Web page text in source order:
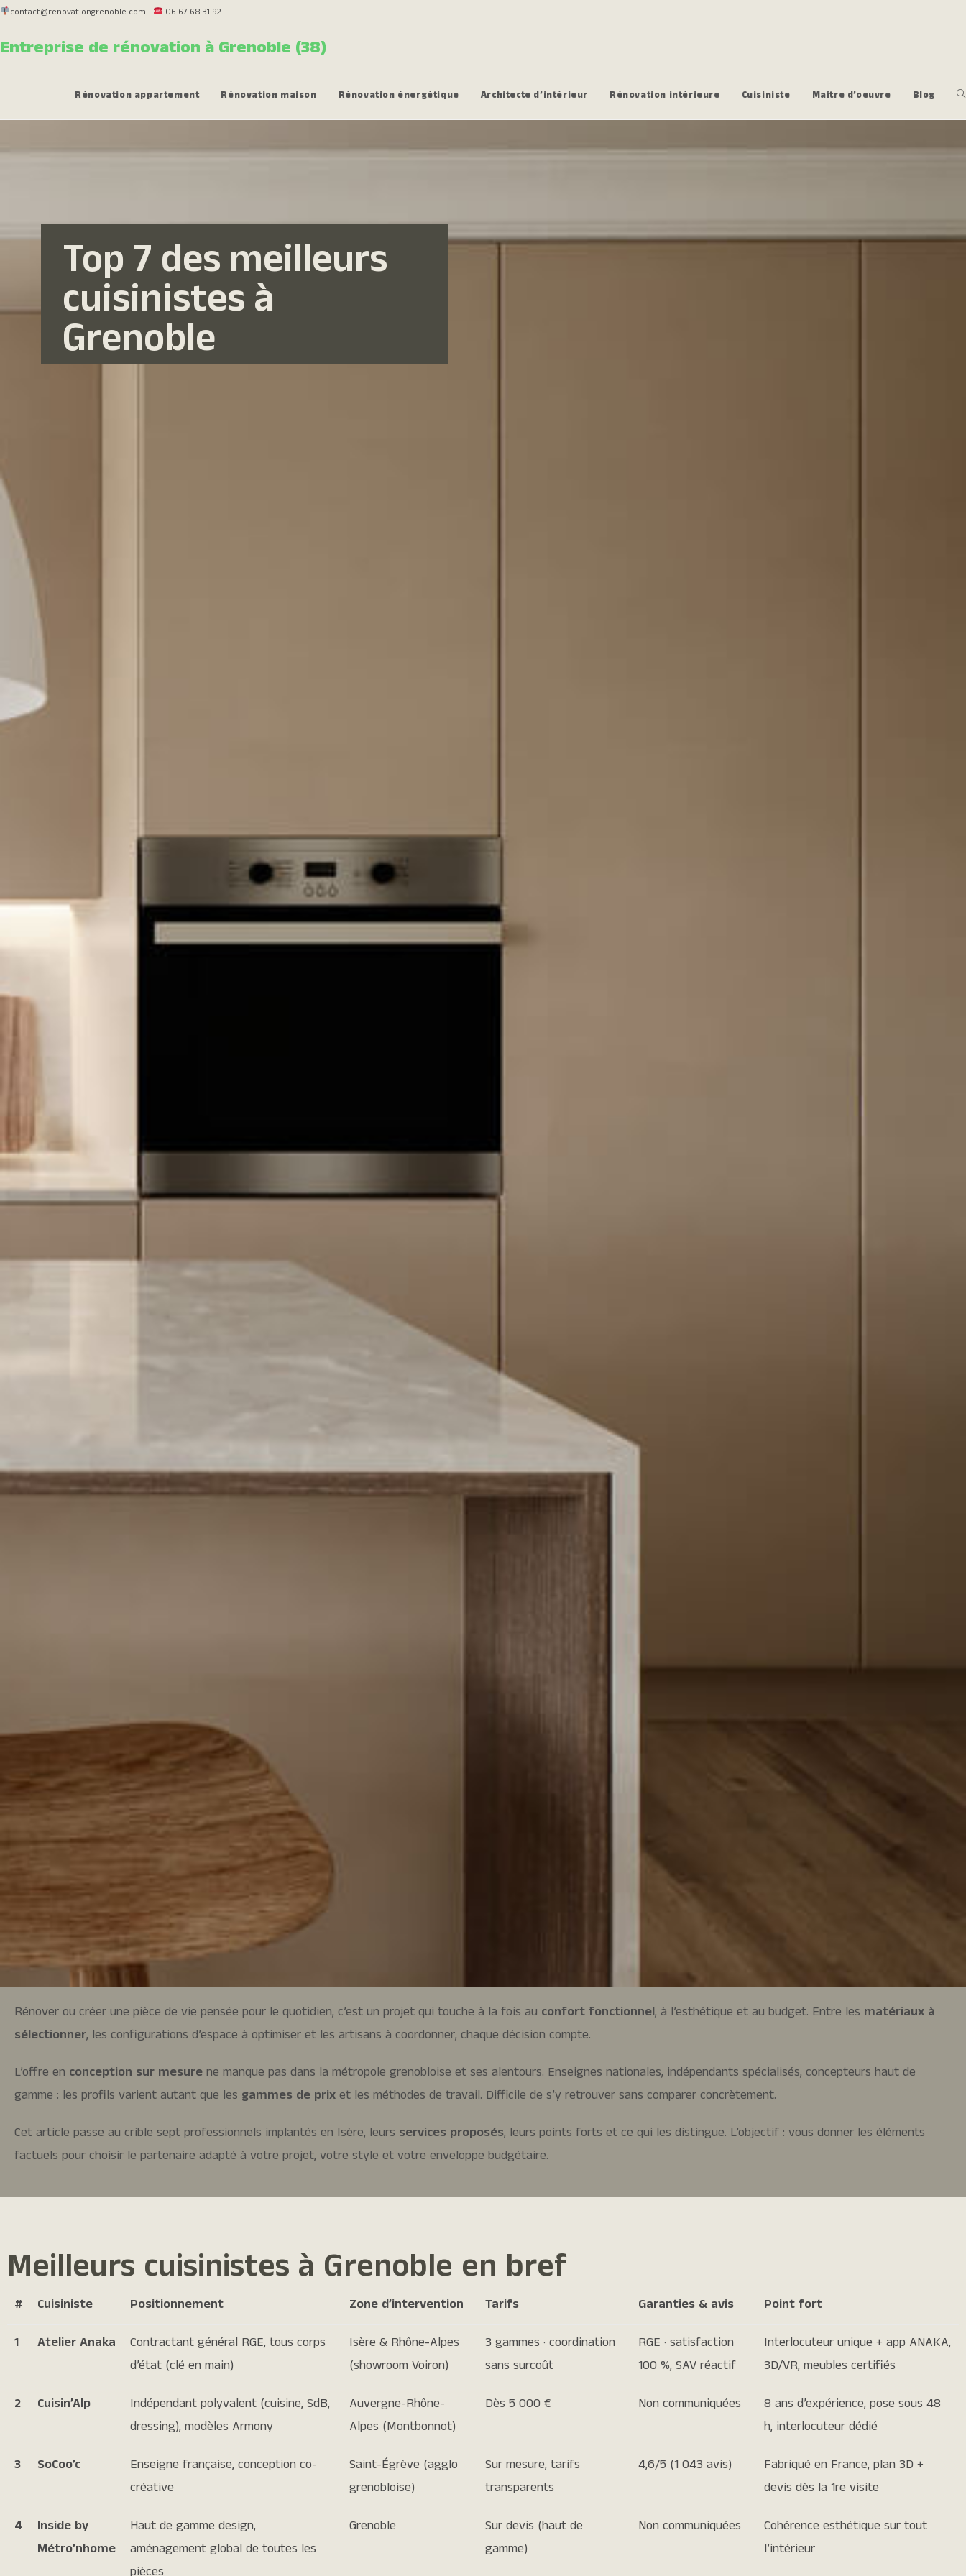
contact@renovationgrenoble.com - 06 67 68 31 92
Entreprise de rénovation à Grenoble (38)
Rénovation appartement Rénovation maison Rénovation énergétique Architecte d’intérieur Rénovation intérieure Cuisiniste Maître d’oeuvre Blog
Top 7 des meilleurs
cuisinistes à
Grenoble
Rénover ou créer une pièce de vie pensée pour le quotidien, c’est un projet qui touche à la fois au confort fonctionnel, à l’esthétique et au budget. Entre les matériaux à
sélectionner, les configurations d’espace à optimiser et les artisans à coordonner, chaque décision compte.
L’offre en conception sur mesure ne manque pas dans la métropole grenobloise et ses alentours. Enseignes nationales, indépendants spécialisés, concepteurs haut de
gamme : les profils varient autant que les gammes de prix et les méthodes de travail. Difficile de s’y retrouver sans comparer concrètement.
Cet article passe au crible sept professionnels implantés en Isère, leurs services proposés, leurs points forts et ce qui les distingue. L’objectif : vous donner les éléments
factuels pour choisir le partenaire adapté à votre projet, votre style et votre enveloppe budgétaire.
Meilleurs cuisinistes à Grenoble en bref
# Cuisiniste Positionnement Zone d’intervention Tarifs Garanties & avis Point fort
1 Atelier Anaka
Contractant général RGE, tous corps
d’état (clé en main)
Isère & Rhône-Alpes
(showroom Voiron)
3 gammes · coordination
sans surcoût
RGE · satisfaction
100 %, SAV réactif
Interlocuteur unique + app ANAKA,
3D/VR, meubles certifiés
2 Cuisin’Alp
Indépendant polyvalent (cuisine, SdB,
dressing), modèles Armony
Auvergne-Rhône-
Alpes (Montbonnot)
Dès 5 000 € Non communiquées
8 ans d’expérience, pose sous 48
h, interlocuteur dédié
3 SoCoo’c
Enseigne française, conception co-
créative
Saint-Égrève (agglo
grenobloise)
Sur mesure, tarifs
transparents
4,6/5 (1 043 avis)
Fabriqué en France, plan 3D +
devis dès la 1re visite
4
Inside by
Métro’nhome
Haut de gamme design,
aménagement global de toutes les
Grenoble
Sur devis (haut de
gamme)
Non communiquées
Cohérence esthétique sur tout
l’intérieur